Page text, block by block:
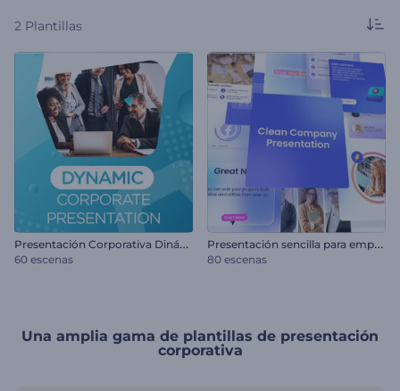
2 Plantillas
P
resentación Corporativa Dinámica
60 escenas
P
resentación sencilla para empresas
80 escenas
Una amplia gama de plantillas de presentación
corporativa